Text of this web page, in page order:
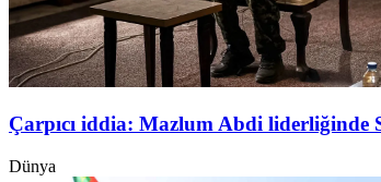
Çarpıcı iddia: Mazlum Abdi
Dünya